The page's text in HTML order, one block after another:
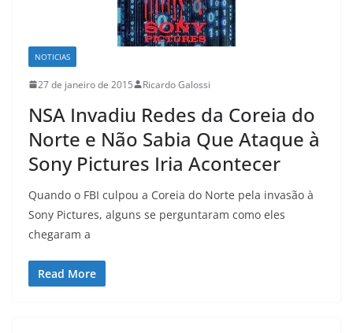
NOTICIAS
27 de janeiro de 2015 Ricardo Galossi
NSA Invadiu Redes da Coreia do
Norte e Não Sabia Que Ataque à
Sony Pictures Iria Acontecer
Quando o FBI culpou a Coreia do Norte pela invasão à
Sony Pictures, alguns se perguntaram como eles
chegaram a
Read More